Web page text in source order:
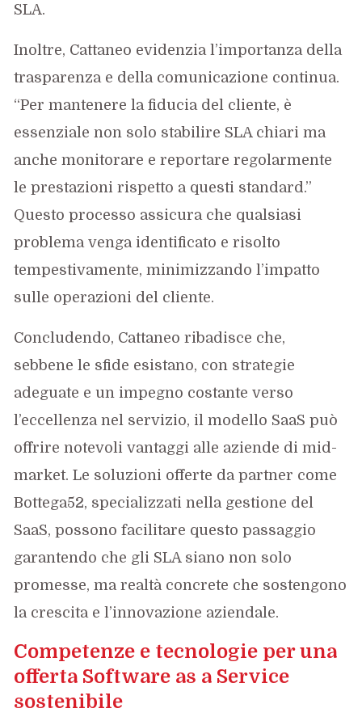
SLA.
Inoltre, Cattaneo evidenzia l’importanza della
trasparenza e della comunicazione continua.
“Per mantenere la fiducia del cliente, è
essenziale non solo stabilire SLA chiari ma
anche monitorare e reportare regolarmente
le prestazioni rispetto a questi standard.”
Questo processo assicura che qualsiasi
problema venga identificato e risolto
tempestivamente, minimizzando l’impatto
sulle operazioni del cliente.
Concludendo, Cattaneo ribadisce che,
sebbene le sfide esistano, con strategie
adeguate e un impegno costante verso
l’eccellenza nel servizio, il modello SaaS può
offrire notevoli vantaggi alle aziende di mid-
market. Le soluzioni offerte da partner come
Bottega52, specializzati nella gestione del
SaaS, possono facilitare questo passaggio
garantendo che gli SLA siano non solo
promesse, ma realtà concrete che sostengono
la crescita e l’innovazione aziendale.
Competenze e tecnologie per una
offerta Software as a Service
sostenibile